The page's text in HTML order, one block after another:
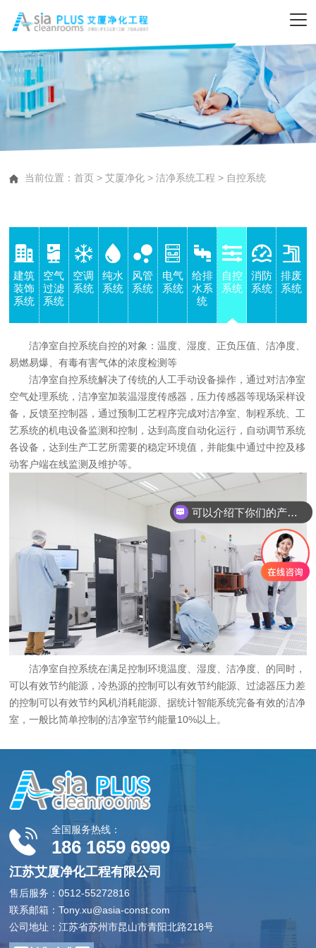
当前位置：首页 >艾厦净化 >洁净系统工程 > 自控系统
建筑
装饰
系统
空气
过滤
系统
空调
系统
纯水
系统
风管
系统
电气
系统
给排
水系
统
自控
系统
消防
系统
排废
系统
洁净室自控系统自控的对象：温度、湿度、正负压值、洁净度、
易燃易爆、有毒有害气体的浓度检测等
洁净室自控系统解决了传统的人工手动设备操作，通过对洁净室
空气处理系统，洁净室加装温湿度传感器，压力传感器等现场采样设
备，反馈至控制器，通过预制工艺程序完成对洁净室、制程系统、工
艺系统的机电设备监测和控制，达到高度自动化运行，自动调节系统
各设备，达到生产工艺所需要的稳定环境值，并能集中通过中控及移
动客户端在线监测及维护等。
洁净室自控系统在满足控制环境温度、湿度、洁净度、的同时，
可以有效节约能源，冷热源的控制可以有效节约能源、过滤器压力差
的控制可以有效节约风机消耗能源、据统计智能系统完备有效的洁净
室，一般比简单控制的洁净室节约能量10%以上。
全国服务热线：
186 1659 6999
江苏艾厦净化工程有限公司
售后服务：0512-55272816
联系邮箱：Tony.xu@asia-const.com
公司地址：江苏省苏州市昆山市青阳北路218号
可以介绍下你们的产品么